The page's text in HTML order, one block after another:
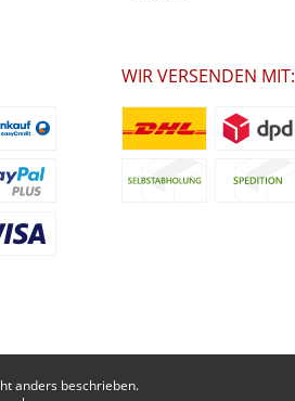
WIR VERSENDEN MIT:
anders beschrieben.